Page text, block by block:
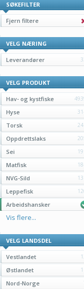
SØKEFILTER
Fjern filtere
VELG NÆRING
Leverandører
VELG PRODUKT
Hav- og kystfiske
Hyse
Torsk
Oppdrettslaks
Sei
Matfisk
NVG-Sild
Leppefisk
Arbeidshansker
Vis flere...
VELG LANDSDEL
Vestlandet
Østlandet
Nord-Norge